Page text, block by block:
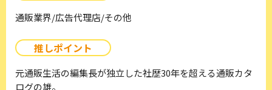
通販業界/広告代理店/その他
推しポイント
元通販生活の編集長が独立した社歴30年を超える通販カタ
ログの雄。